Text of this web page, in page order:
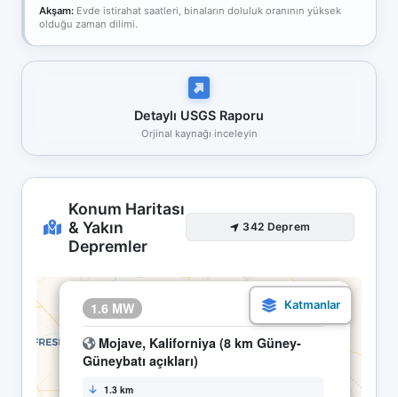
Akşam: Evde istirahat saatleri, binaların doluluk oranının yüksek
olduğu zaman dilimi.
Detaylı USGS Raporu
Orjinal kaynağı inceleyin
Konum Haritası
& Yakın
Depremler
342 Deprem
1.6 MW 04.05 21:59
Mojave, Kaliforniya (8 km Güney-
Güneybatı açıkları)
1.3 km
×